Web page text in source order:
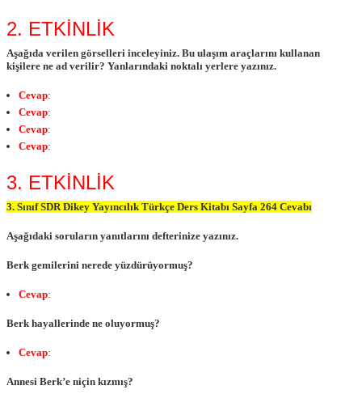
2. ETKİNLİK
Aşağıda verilen görselleri inceleyiniz. Bu ulaşım araçlarını kullanan
kişilere ne ad verilir? Yanlarındaki noktalı yerlere yazınız.
Cevap:
Cevap:
Cevap:
Cevap:
3. ETKİNLİK
3. Sınıf SDR Dikey Yayıncılık Türkçe Ders Kitabı Sayfa 264 Cevabı
Aşağıdaki soruların yanıtlarını defterinize yazınız.
Berk gemilerini nerede yüzdürüyormuş?
Cevap:
Berk hayallerinde ne oluyormuş?
Cevap:
Annesi Berk’e niçin kızmış?